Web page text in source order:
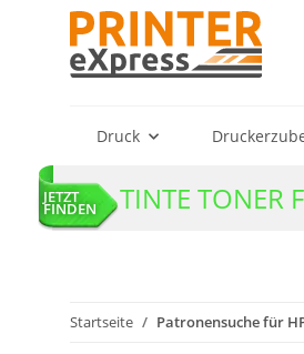
Druck
JETZT
FINDEN TINTE TONER
Startseite Patronensuche für